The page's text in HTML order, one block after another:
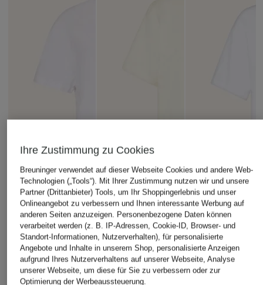
+Aktionsrabatt
Rich & Royal
+Aktionsrabatt
ICHI
+Aktionsrabatt
Ihre Zustimmung zu Cookies
Breuninger verwendet auf dieser Webseite Cookies und andere Web-
Technologien („Tools“). Mit Ihrer Zustimmung nutzen wir und unsere
Partner (Drittanbieter) Tools, um Ihr Shoppingerlebnis und unser
Onlineangebot zu verbessern und Ihnen interessante Werbung auf
anderen Seiten anzuzeigen. Personenbezogene Daten können
verarbeitet werden (z. B. IP-Adressen, Cookie-ID, Browser- und
Standort-Informationen, Nutzerverhalten), für personalisierte
Angebote und Inhalte in unserem Shop, personalisierte Anzeigen
aufgrund Ihres Nutzerverhaltens auf unserer Webseite, Analyse
unserer Webseite, um diese für Sie zu verbessern oder zur
Optimierung der Werbeaussteuerung.